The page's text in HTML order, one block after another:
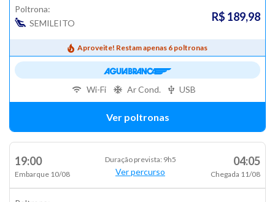
Poltrona:
SEMILEITO
R$ 189,98
Aproveite! Restam apenas 6 poltronas
Ver poltronas
Wi-Fi Ar Cond. USB
19:00
Embarque 10/08
Duração prevista: 9h5
Ver percurso
04:05
Chegada 11/08